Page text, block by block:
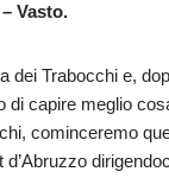
Vasto.
dei Trabocchi e,
di capire meglio
cominceremo
d’Abruzzo